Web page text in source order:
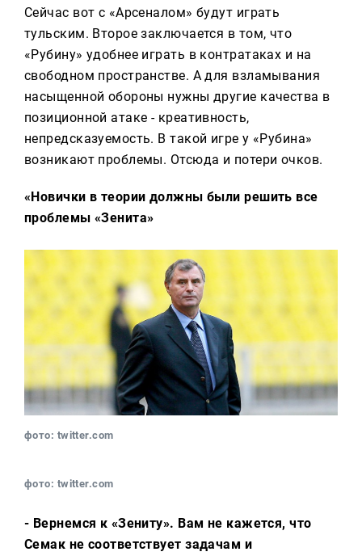
Сейчас вот с «Арсеналом» будут играть
тульским. Второе заключается в том, что
«Рубину» удобнее играть в контратаках и на
свободном пространстве. А для взламывания
насыщенной обороны нужны другие качества в
позиционной атаке - креативность,
непредсказуемость. В такой игре у «Рубина»
возникают проблемы. Отсюда и потери очков.
«Новички в теории должны были решить все
проблемы «Зенита»
фото: twitter.com
фото: twitter.com
- Вернемся к «Зениту». Вам не кажется, что
Семак не соответствует задачам и